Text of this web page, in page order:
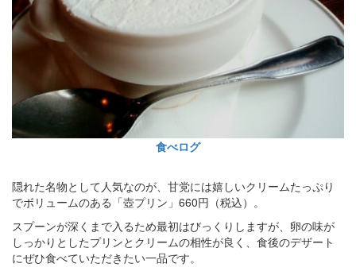
食べログ
隠れた名物として人気なのが、甘党には嬉しいクリームたっぷり
でボリュームのある「壺プリン」660円（税込）。
スプーンが深くまで入るため最初はびっくりしますが、卵の味が
しっかりとしたプリンとクリームの相性が良く、食後のデザート
にぜひ食べていただきたい一品です。